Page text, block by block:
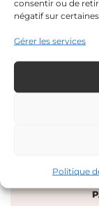
consentir ou de
négatif sur
Gérer les services
Politique